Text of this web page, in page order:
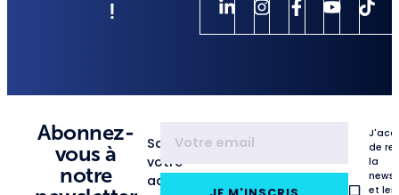
!
Abonnez-
vous à
notre
Saisissez
votre
adresse
de
la
et les